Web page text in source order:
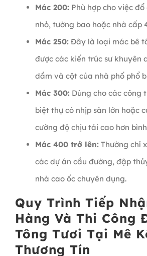
Mác 200: Phù hợp cho việc
nhỏ, tường bao hoặc nhà cấp
Mác 250: Đây là loại mác bê
được các kiến trúc sư khuyên
dầm và cột của nhà phố phổ
Mác 300: Dùng cho các công
biệt thự có nhịp sàn lớn hoặc
cường độ chịu tải cao hơn
Mác 400 trở lên: Thường chỉ
các dự án cầu đường, đập
nhà cao ốc chuyên dụng.
Quy Trình Tiếp
Hàng Và Thi Công
Tông Tươi Tại Mê
Thương Tín